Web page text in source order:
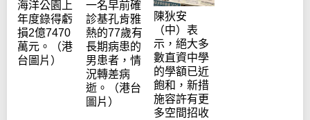
海洋公園上
年度錄得虧
損2億7470
萬元。（港
台圖片）
一名早前確
診基孔肯雅
熱的77歲有
長期病患的
男患者，情
況轉差病
逝。（港台
圖片）
陳狄安
（中）表
示，絕大多
數直資中學
的學額已近
飽和，新措
施容許有更
多空間招收